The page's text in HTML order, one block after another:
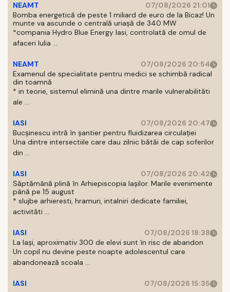
NEAMT
07/08/2026 21:01
Bomba energetică de peste 1 miliard de euro de la Bicaz! Un
munte va ascunde o centrală uriașă de 340 MW
*compania Hydro Blue Energy Iasi, controlată de omul de
afaceri Iulia ...
NEAMT
07/08/2026 20:54
Examenul de specialitate pentru medici se schimbă radical
din toamnă
* in teorie, sistemul elimină una dintre marile vulnerabilităti
ale ...
IASI
07/08/2026 20:47
Bucșinescu intră în șantier pentru fluidizarea circulației
Una dintre intersectiile care dau zilnic bătăi de cap soferilor
din ...
IASI
07/08/2026 20:42
Săptămână plină în Arhiepiscopia Iașilor. Marile evenimente
până pe 15 august
* slujbe arhieresti, hramuri, intalniri dedicate familiei,
activităti ...
IASI
07/08/2026 18:38
La Iași, aproximativ 300 de elevi sunt în risc de abandon
Un copil nu devine peste noapte adolescentul care
abandonează scoala ...
IASI 07/08/2026 15:35